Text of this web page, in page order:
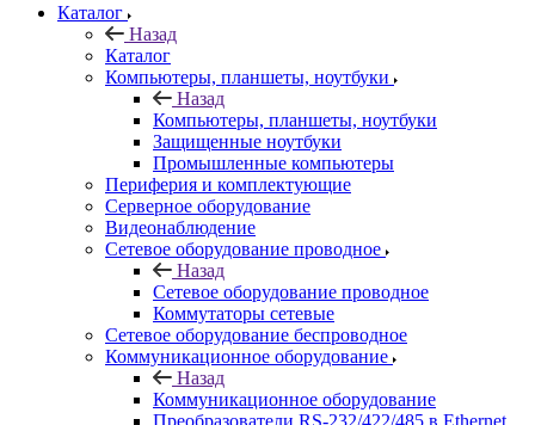
Каталог
Назад
Каталог
Компьютеры, планшеты, ноутбуки
Назад
Компьютеры, планшеты, ноутбуки
Защищенные ноутбуки
Промышленные компьютеры
Периферия и комплектующие
Серверное оборудование
Видеонаблюдение
Сетевое оборудование проводное
Назад
Сетевое оборудование проводное
Коммутаторы сетевые
Сетевое оборудование беспроводное
Коммуникационное оборудование
Назад
Коммуникационное оборудование
Преобразователи RS-232/422/485 в Ethernet